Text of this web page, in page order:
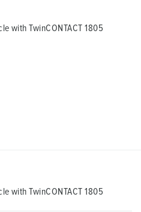
with TwinCONTACT 1805
with TwinCONTACT 1805